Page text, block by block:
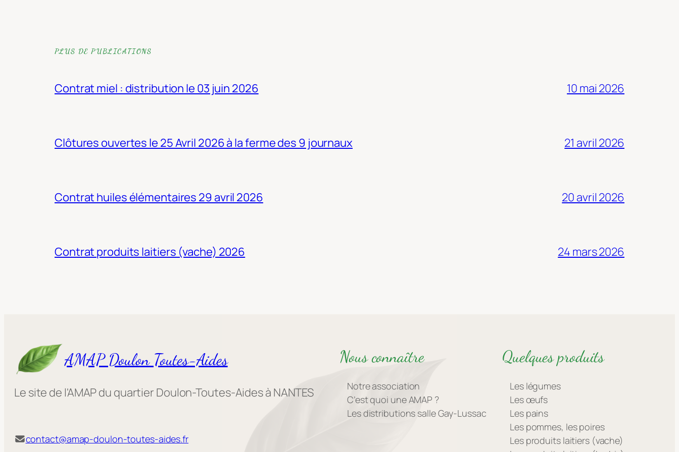
PLUS DE PUBLICATIONS
Contrat miel : distribution le 03 juin 2026 10 mai 2026
Clôtures ouvertes le 25 Avril 2026 à la ferme des 9 journaux 21 avril 2026
Contrat huiles élémentaires 29 avril 2026 20 avril 2026
Contrat produits laitiers (vache) 2026 24 mars 2026
AMAP Doulon Toutes-Aides
Le site de l'AMAP du quartier Doulon-Toutes-Aides à NANTES
contact@amap-doulon-toutes-aides.fr
Nous connaître
Notre association
C’est quoi une AMAP ?
Les distributions salle Gay-Lussac
Quelques produits
Les légumes
Les œufs
Les pains
Les pommes, les poires
Les produits laitiers (vache)